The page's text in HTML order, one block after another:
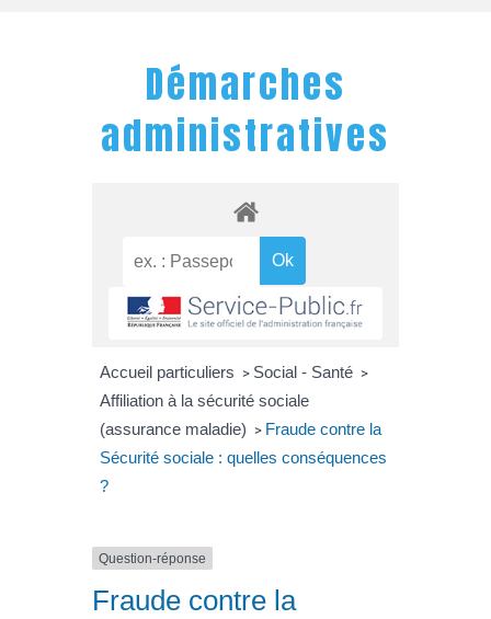
Démarches
administratives
Accueil particuliers > Social - Santé >
Affiliation à la sécurité sociale
(assurance maladie) > Fraude contre la
Sécurité sociale : quelles conséquences
?
Question-réponse
Fraude contre la